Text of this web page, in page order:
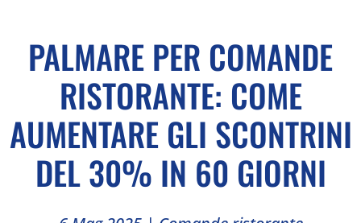
PALMARE PER COMANDE
RISTORANTE: COME
AUMENTARE GLI SCONTRINI
DEL 30% IN 60 GIORNI